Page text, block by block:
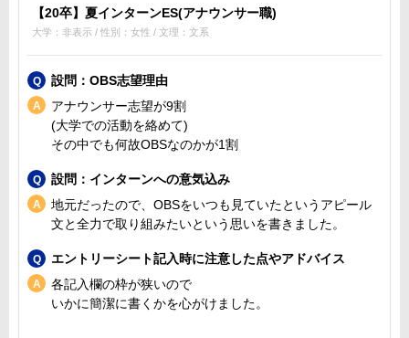
【20卒】夏インターンES(アナウンサー職)
大学：非表示 / 性別：女性 / 文理：文系
設問：OBS志望理由
アナウンサー志望が9割
(大学での活動を絡めて)
その中でも何故OBSなのかが1割
設問：インターンへの意気込み
地元だったので、OBSをいつも見ていたというアピール
文と全力で取り組みたいという思いを書きました。
エントリーシート記入時に注意した点やアドバイス
各記入欄の枠が狭いので
いかに簡潔に書くかを心がけました。